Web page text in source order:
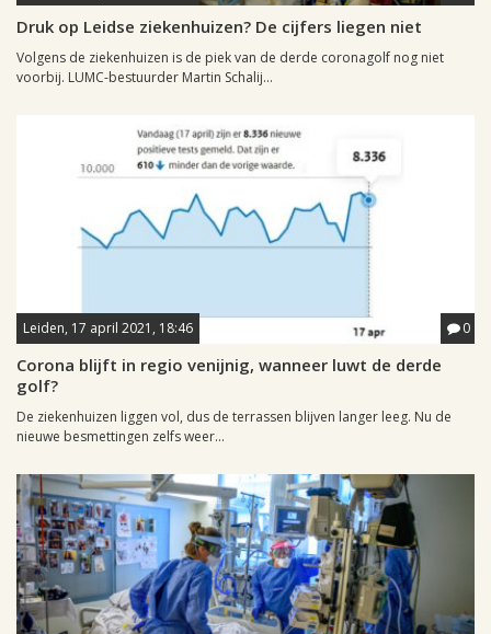
Druk op Leidse ziekenhuizen? De cijfers liegen niet
Volgens de ziekenhuizen is de piek van de derde coronagolf nog niet
voorbij. LUMC-bestuurder Martin Schalij...
Leiden, 17 april 2021, 18:46 0
Corona blijft in regio venijnig, wanneer luwt de derde
golf?
De ziekenhuizen liggen vol, dus de terrassen blijven langer leeg. Nu de
nieuwe besmettingen zelfs weer...